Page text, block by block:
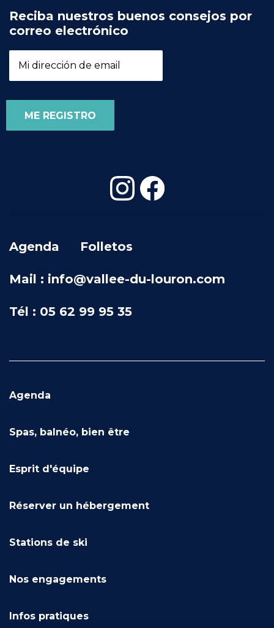
Reciba nuestros buenos consejos por
correo electrónico
Agenda Folletos
Mail : info@vallee-du-louron.com
Tél : 05 62 99 95 35
Agenda
Spas, balnéo, bien être
Esprit d'équipe
Réserver un hébergement
Stations de ski
Nos engagements
Infos pratiques